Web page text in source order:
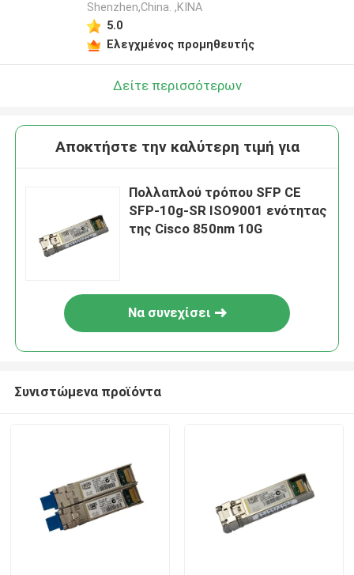
Shenzhen,China. ,ΚΙΝΑ
5.0
Ελεγχμένος προμηθευτής
Δείτε περισσότερων
Αποκτήστε την καλύτερη τιμή για
Πολλαπλού τρόπου SFP CE
SFP-10g-SR ISO9001 ενότητας
της Cisco 850nm 10G
Να συνεχίσει
Συνιστώμενα προϊόντα